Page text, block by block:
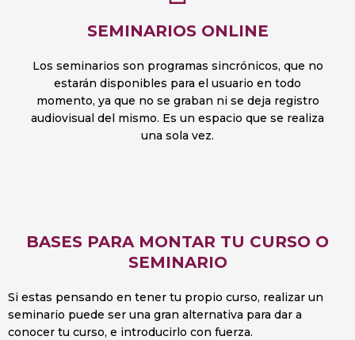
SEMINARIOS ONLINE
Los seminarios son programas sincrónicos, que no
estarán disponibles para el usuario en todo
momento, ya que no se graban ni se deja registro
audiovisual del mismo. Es un espacio que se realiza
una sola vez.
BASES PARA MONTAR TU CURSO O
SEMINARIO
Si estas pensando en tener tu propio curso, realizar un
seminario puede ser una gran alternativa para dar a
conocer tu curso, e introducirlo con fuerza.